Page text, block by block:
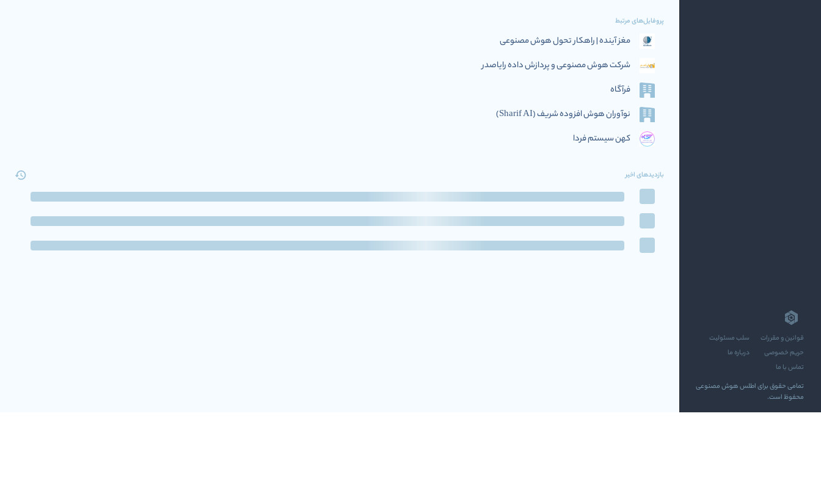
قوانین و مقررات
سلب مسئولیت
حریم خصوصی
درباره ما
تماس با ما
تمامی حقوق برای اطلس هوش مصنوعی
محفوظ است.
پروفایل‌های مرتبط
مغز آینده | راهکار تحول هوش مصنوعی
شرکت هوش مصنوعی و پردازش داده رایاصدر
فرآگاه
نوآوران هوش افزوده‌ شریف (Sharif AI)
کهن سیستم فردا
بازدیدهای اخیر